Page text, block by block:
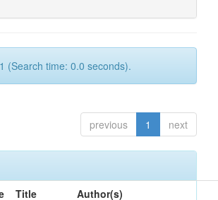
(Search time: 0.0 seconds).
previous 1 next
Title Author(s)